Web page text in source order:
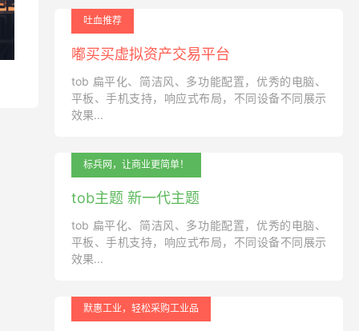
吐血推荐
嘟买买虚拟资产交易平台
tob 扁平化、简洁风、多功能配置，优秀的电脑、
平板、手机支持，响应式布局，不同设备不同展示
效果...
标兵网，让商业更简单！
tob主题 新一代主题
tob 扁平化、简洁风、多功能配置，优秀的电脑、
平板、手机支持，响应式布局，不同设备不同展示
效果...
默惠工业，轻松采购工业品